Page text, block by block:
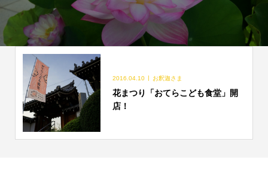
2016.04.10 お釈迦さま
花まつり「おてらこども食堂」開
店！